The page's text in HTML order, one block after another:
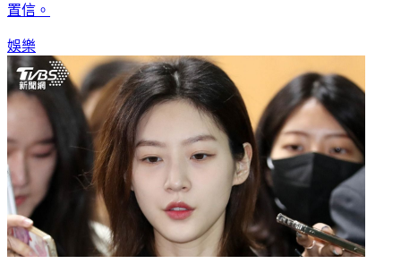
置信。
娛樂